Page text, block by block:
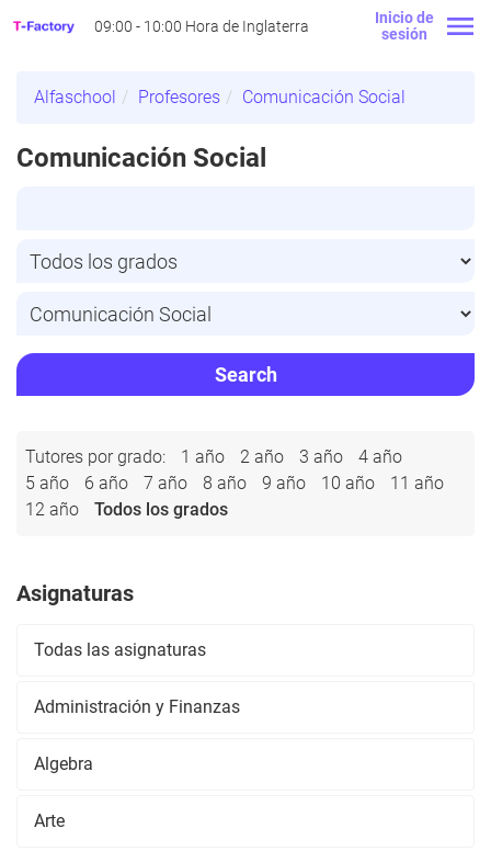
Inicio de
sesión
09:00 - 10:00 Hora de Inglaterra
Alfaschool Profesores Comunicación Social
Comunicación Social
Search
Tutores por grado: 1 año 2 año 3 año
4 año
5 año
6 año 7 año 8 año 9 año 10 año
11 año
12 año
Todos los grados
Asignaturas
Todas las asignaturas
Administración y Finanzas
Algebra
Arte